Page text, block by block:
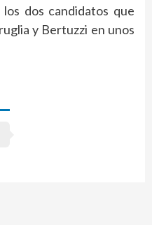
dos candidatos que
y Bertuzzi en unos